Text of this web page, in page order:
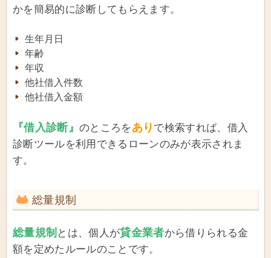
かを簡易的に診断してもらえます。
生年月日
年齢
年収
他社借入件数
他社借入金額
『借入診断』のところをあり で検索すれば、借入
診断ツールを利用できるローンのみが表示されま
す。
総量規制
総量規制 とは、個人が貸金業者から借りられる金
額を定めたルールのことです。